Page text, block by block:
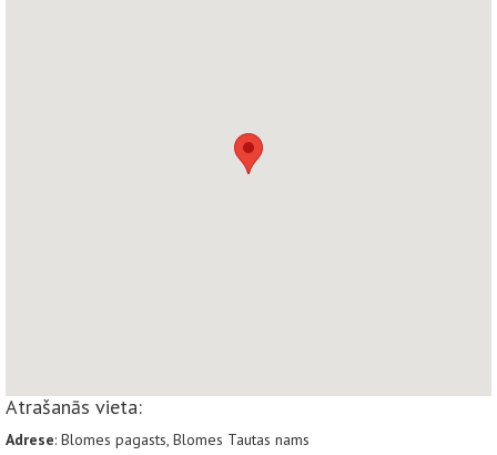
Atrašanās vieta:
Adrese: Blomes pagasts, Blomes Tautas nams